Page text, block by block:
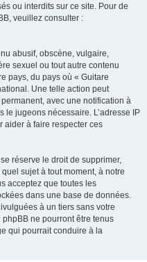
ou interdits sur ce site. Pour de
veuillez consulter :
abusif, obscène, vulgaire,
sexuel ou tout autre contenu
pays, du pays où « Guitare
Une telle action peut
avec une notification à
le jugeons nécessaire. L’adresse IP
aider à faire respecter ces
réserve le droit de supprimer,
sujet à tout moment, à notre
acceptez que toutes les
dans une base de données.
à un tiers sans votre
ne pourront être tenus
qui pourrait conduire à la